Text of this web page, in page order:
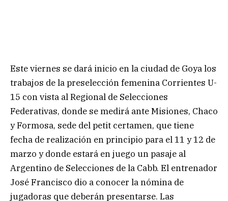
Este viernes se dará inicio en la ciudad de Goya los
trabajos de la preselección femenina Corrientes U-
15 con vista al Regional de Selecciones
Federativas, donde se medirá ante Misiones, Chaco
y Formosa, sede del petit certamen, que tiene
fecha de realización en principio para el 11 y 12 de
marzo y donde estará en juego un pasaje al
Argentino de Selecciones de la Cabb. El entrenador
José Francisco dio a conocer la nómina de
jugadoras que deberán presentarse. Las